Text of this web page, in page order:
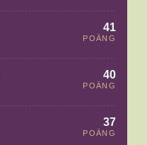
41
POÄNG
40
POÄNG
37
POÄNG